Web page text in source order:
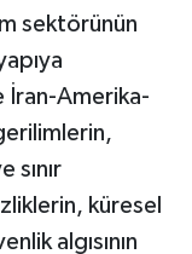
sektörünün
İran-Amerika-
sınır
küresel
algısının